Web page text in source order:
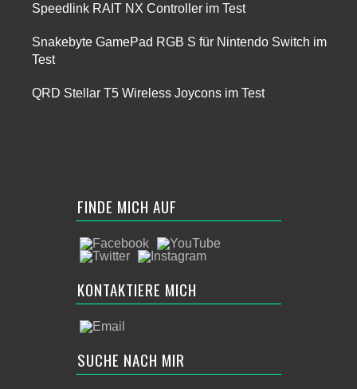
Speedlink RAIT NX Controller im Test
Snakebyte GamePad RGB S für Nintendo Switch im
Test
QRD Stellar T5 Wireless Joycons im Test
FINDE MICH AUF
KONTAKTIERE MICH
SUCHE NACH MIR